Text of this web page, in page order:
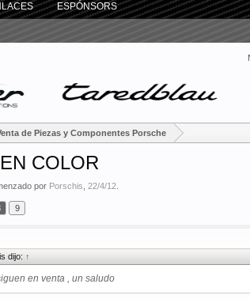
de Piezas y Componentes Porsche
COLOR
por Porschis ,22/4/12
9
dijo: ↑
en venta , un saludo
ESPÓNSORS